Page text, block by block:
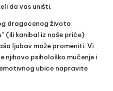
da vas uništi.
dragocenog života
(ili kanibal iz naše priče)
ljubav može promeniti. Vi
njihovo psihološko mučenje i
ubice napravite